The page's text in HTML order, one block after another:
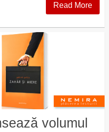
Read More
volumul